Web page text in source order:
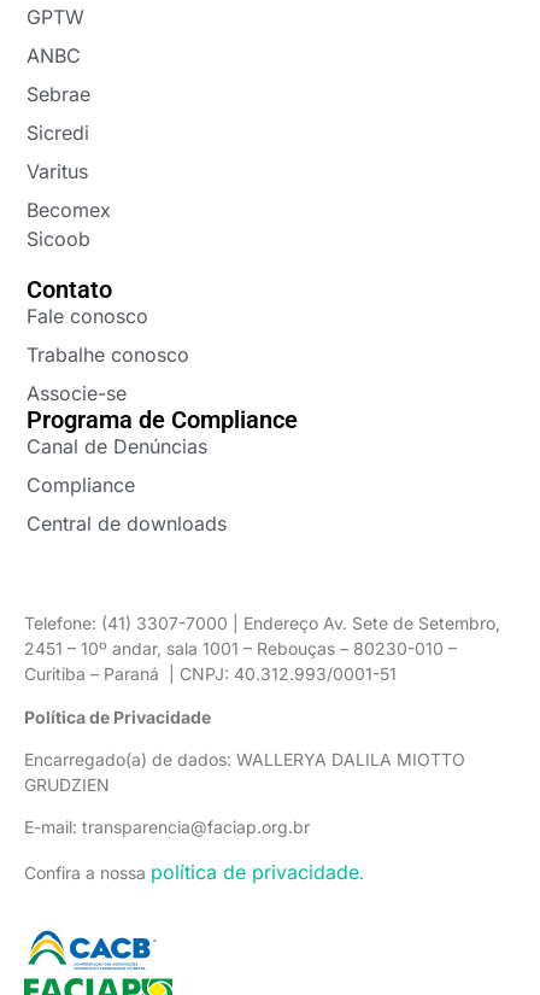
GPTW
ANBC
Sebrae
Sicredi
Varitus
Becomex
Sicoob
Contato
Fale conosco
Trabalhe conosco
Associe-se
Programa de Compliance
Canal de Denúncias
Compliance
Central de downloads
Telefone: (41) 3307-7000 | Endereço Av. Sete de Setembro,
2451 – 10º andar, sala 1001 – Rebouças – 80230-010 –
Curitiba – Paraná | CNPJ: 40.312.993/0001-51
Política de Privacidade
Encarregado(a) de dados: WALLERYA DALILA MIOTTO
GRUDZIEN
E-mail: transparencia@faciap.org.br
Confira a nossa política de privacidade.